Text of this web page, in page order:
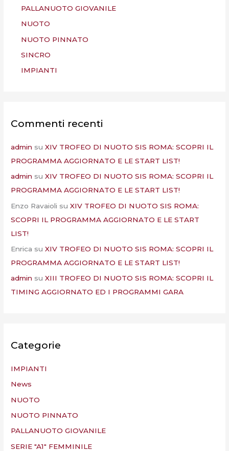
PALLANUOTO GIOVANILE
NUOTO
NUOTO PINNATO
SINCRO
IMPIANTI
Commenti recenti
admin suXIV TROFEO DI NUOTO SIS ROMA: SCOPRI IL
PROGRAMMA AGGIORNATO E LE START LIST!
admin suXIV TROFEO DI NUOTO SIS ROMA: SCOPRI IL
PROGRAMMA AGGIORNATO E LE START LIST!
Enzo Ravaioli suXIV TROFEO DI NUOTO SIS ROMA:
SCOPRI IL PROGRAMMA AGGIORNATO E LE START
LIST!
Enrica suXIV TROFEO DI NUOTO SIS ROMA: SCOPRI IL
PROGRAMMA AGGIORNATO E LE START LIST!
admin suXIII TROFEO DI NUOTO SIS ROMA: SCOPRI IL
TIMING AGGIORNATO ED I PROGRAMMI GARA
Categorie
IMPIANTI
News
NUOTO
NUOTO PINNATO
PALLANUOTO GIOVANILE
SERIE "A1" FEMMINILE